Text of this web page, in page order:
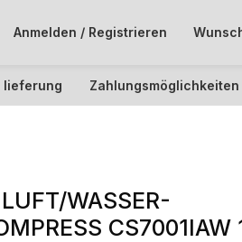
Anmelden / Registrieren
lieferung Zahlungsmöglichkeiten
WASSER-
CS7001IAW